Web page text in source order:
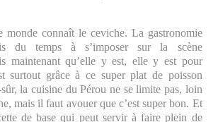
monde connaît le ceviche. La gastronomie
du temps à s’imposer sur la scène
maintenant qu’elle y est, elle y est pour
surtout grâce à ce super plat de poisson
la cuisine du Pérou ne se limite pas, loin
mais il faut avouer que c’est super bon. Et
de base qui peut servir à faire plein de